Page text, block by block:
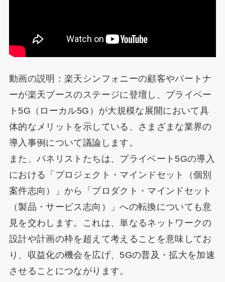
動画の説明：楽天シンフォニーの顧客やパートナ
ーが楽天ブースのステージに登壇し、プライベー
ト5G（ローカル5G）が大規模な展開において具
体的なメリットを示している、さまざまな業界の
導入事例について議論します。
また、パネリストたちは、プライベート5Gの導入
における「プロジェクト・マインドセット（個別
案件志向）」から「プロダクト・マインドセット
（製品・サービス志向）」への転換についても意
見を交わします。これは、単なるネットワークの
設計や計画の枠を超えて考えることを意味してお
り、収益化の機会を広げ、5Gの普及・拡大を加速
させることにつながります。